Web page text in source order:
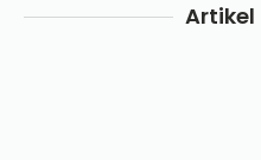
Artikel